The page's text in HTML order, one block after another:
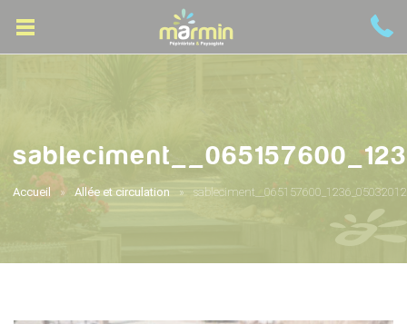
Accueil Allée et circulation sableciment__065157600_1236_05032012